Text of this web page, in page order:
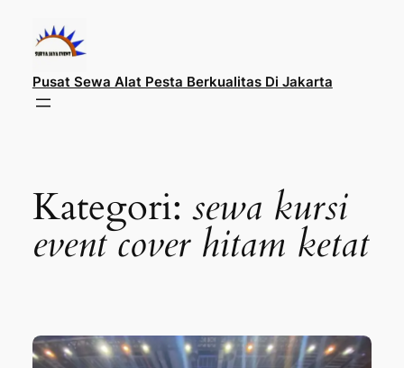
konten
Pusat Sewa Alat Pesta Berkualitas Di Jakarta
Kategori: sewa kursi
event cover hitam ketat